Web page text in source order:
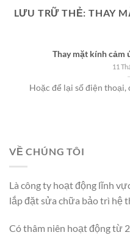
LƯU TRỮ THẺ: THAY
Thay mặt kính cảm
11
Hoặc để lại số điện thoại,
VỀ CHÚNG TÔI
Là công ty hoạt động lĩnh
lắp đặt sửa chữa bảo trì hệ
Có thâm niên hoạt động từ